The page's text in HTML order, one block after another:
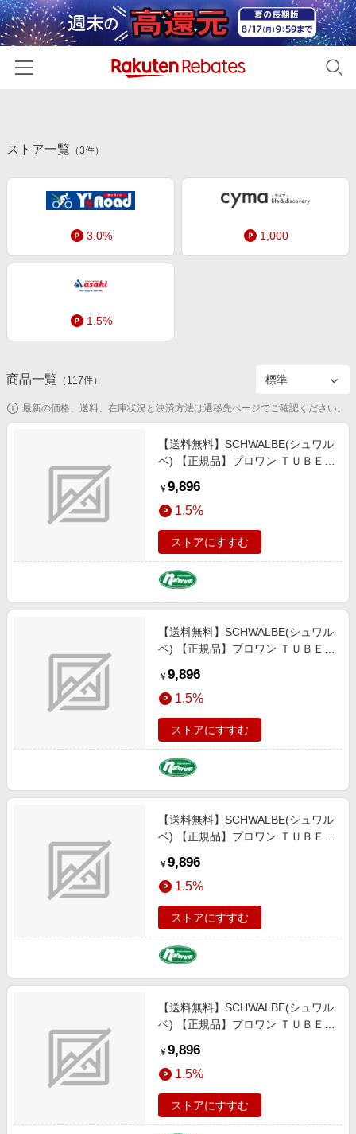
カテゴリー一覧
百貨店・総合ECモール
ファッション・インナー・小物
食品・スイーツ・お酒
日用品・キッチン用品
コスメ・健康・医薬品
キッズ・ベビー用品
家電・PC・スマホ・カメラ
インテリア・寝具
旅行・レジャー・ホテル予約
生活・お役立ち
金融・マネー・保険
初回購入者限定特典
新着ストアのご紹介
電子書籍特集
楽天サービス特集
旅行特集
Apple公式サイト×楽天カード分割払い
Qoo10メガポ
Samsung ボーナスキャンペーン
週末の高還元 夏の長期版
友達紹介
楽天IDでログイン/会員登録
ストア一覧 （3件）
3.0% 1,000
1.5%
商品一覧 （ 117件）
最新の価格、送料、在庫状況と決済方法は遷移先ページでご確認ください。
【送料無料】SCHWALBE(シュワル
ベ) 【正規品】プロワン ＴＵＢＥ
自転車 ７００×２８Ｃ ブラック
（ＥＴＲＴＯ：２８-６２２） SW-
11653978
￥ 9,896
1.5%
ストアにすすむ
【送料無料】SCHWALBE(シュワル
ベ) 【正規品】プロワン ＴＵＢＥ
自転車 ７００×３０Ｃ ブラック
（ＥＴＲＴＯ：３０-６２２） SW-
11653979
￥ 9,896
1.5%
ストアにすすむ
【送料無料】SCHWALBE(シュワル
ベ) 【正規品】プロワン ＴＵＢＥ
自転車 ７００×２５Ｃ ブラック
（ＥＴＲＴＯ：２５-６２２） SW-
11653977
￥ 9,896
1.5%
ストアにすすむ
【送料無料】SCHWALBE(シュワル
ベ) 【正規品】プロワン ＴＵＢＥ
自転車 ７００×３２Ｃ ブラック
（ＥＴＲＴＯ：３２-６２２） SW-
11654233
￥ 9,896
1.5%
ストアにすすむ